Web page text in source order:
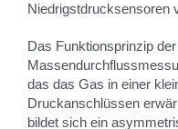
Niedrigstdrucksensoren
Das Funktionsprinzip
das das Gas in einer
Druckanschlüssen
bildet sich ein